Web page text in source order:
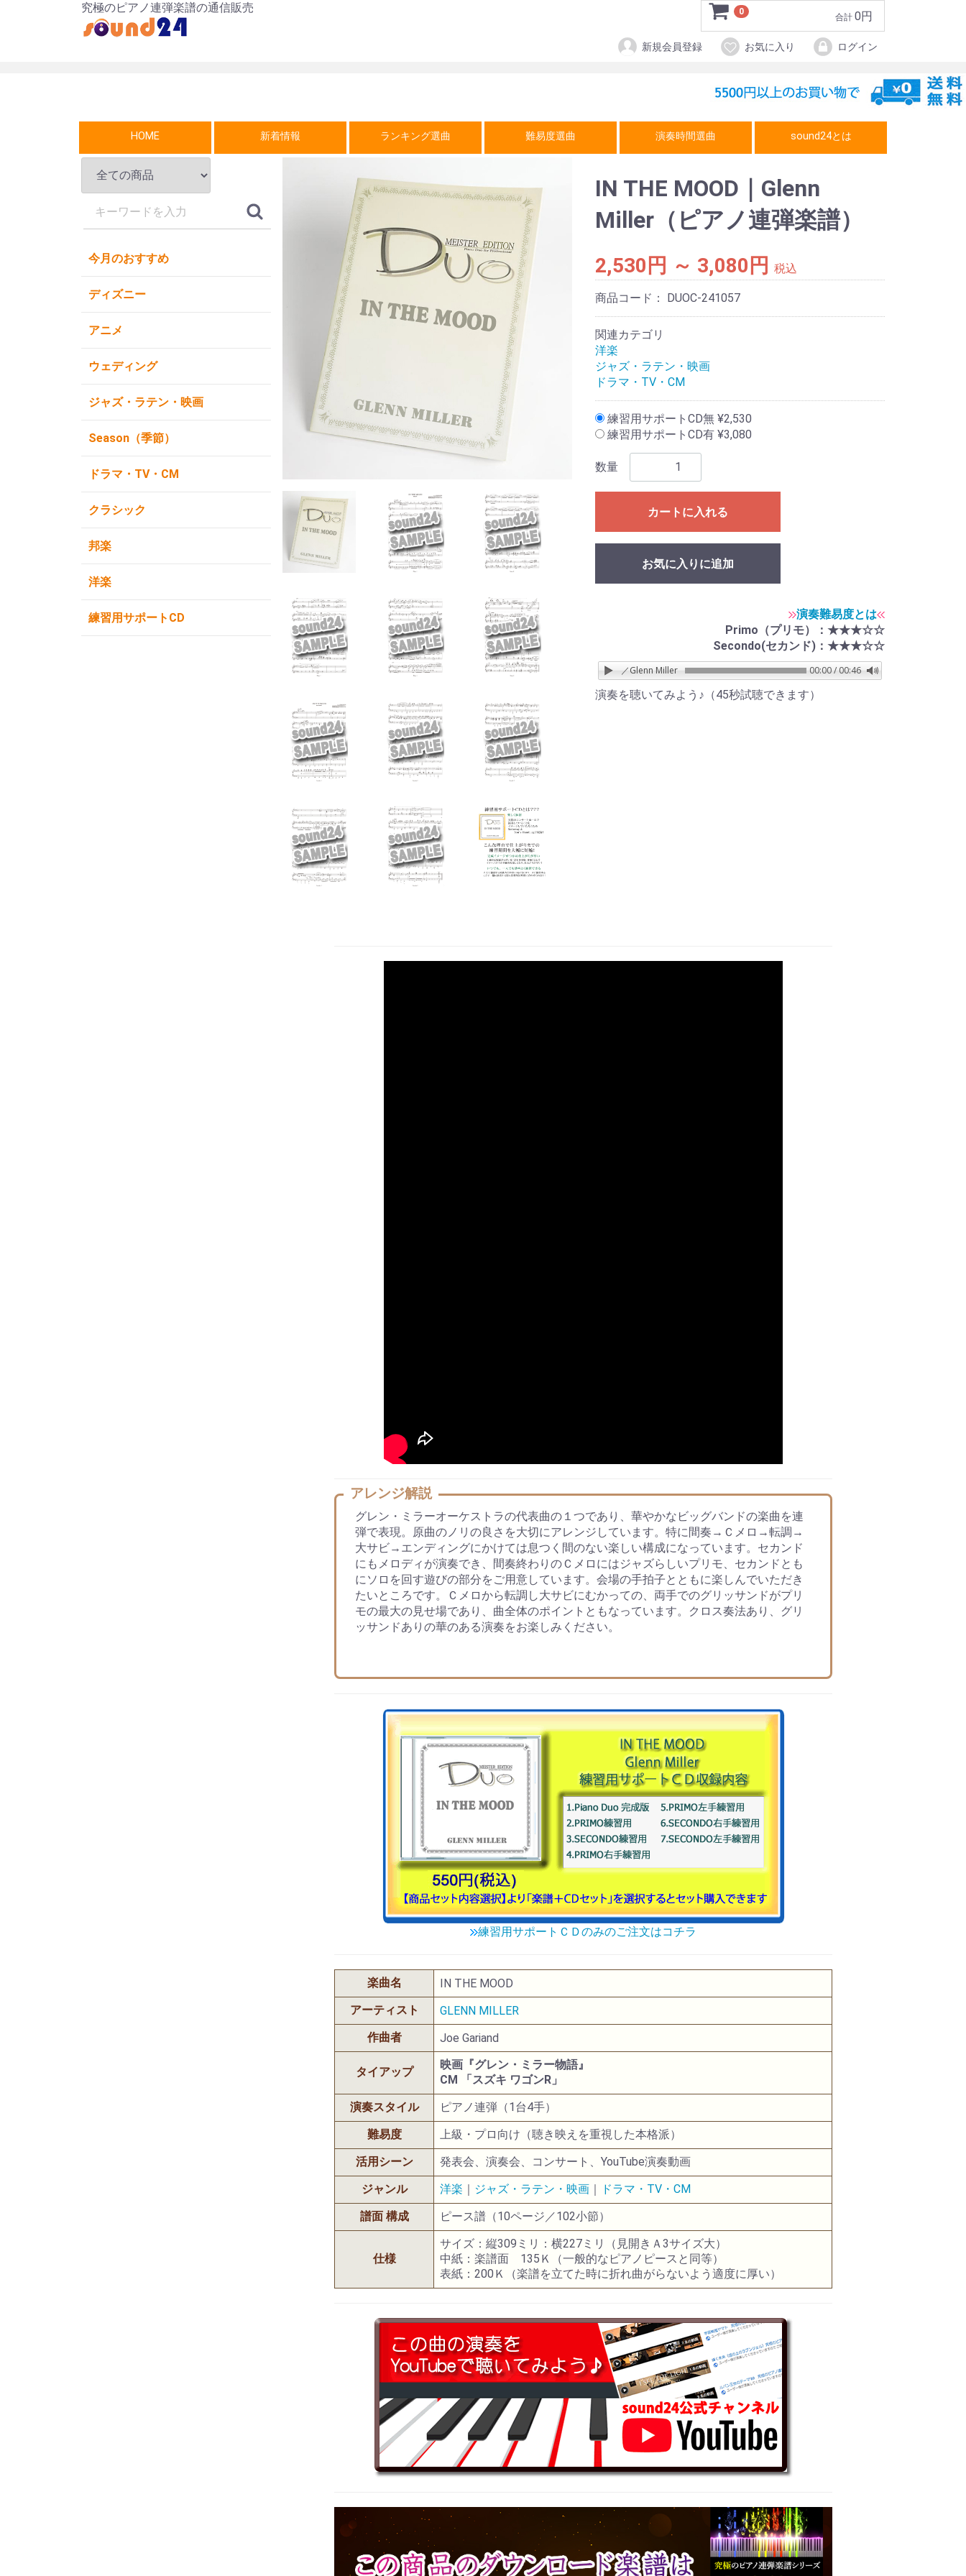
究極のピアノ連弾楽譜の通信販売
新規会員登録 お気に入り ログイン
0
合計 0円
HOME 新着情報 ランキング選曲 難易度選曲 演奏時間選曲 sound24とは
今月のおすすめ
ディズニー
アニメ
ウェディング
ジャズ・ラテン・映画
Season（季節）
ドラマ・TV・CM
クラシック
邦楽
洋楽
練習用サポートCD
IN THE MOOD｜Glenn
Miller（ピアノ連弾楽譜）
2,530円 ～ 3,080円 税込
商品コード： DUOC-241057
関連カテゴリ
洋楽
ジャズ・ラテン・映画
ドラマ・TV・CM
練習用サポートCD無 ¥2,530
練習用サポートCD有 ¥3,080
数量
カートに入れる
お気に入りに追加
演奏難易度とは
Primo（プリモ）：★★★☆☆
Secondo(セカンド)：★★★☆☆
IN THE MOOD／Glenn Miller 00:00 / 00:46
演奏を聴いてみよう♪（45秒試聴できます）
アレンジ解説
グレン・ミラーオーケストラの代表曲の１つであり、華やかなビッグバンドの楽曲を連
弾で表現。原曲のノリの良さを大切にアレンジしています。特に間奏→Ｃメロ→転調→
大サビ→エンディングにかけては息つく間のない楽しい構成になっています。セカンド
にもメロディが演奏でき、間奏終わりのＣメロにはジャズらしいプリモ、セカンドとも
にソロを回す遊びの部分をご用意しています。会場の手拍子とともに楽しんでいただき
たいところです。Ｃメロから転調し大サビにむかっての、両手でのグリッサンドがプリ
モの最大の見せ場であり、曲全体のポイントともなっています。クロス奏法あり、グリ
ッサンドありの華のある演奏をお楽しみください。
練習用サポートＣＤのみのご注文はコチラ
楽曲名
IN THE MOOD
アーティスト
GLENN MILLER
作曲者
Joe Gariand
タイアップ
映画『グレン・ミラー物語』
CM 「スズキ ワゴンR」
演奏スタイル
ピアノ連弾（1台4手）
難易度
上級・プロ向け（聴き映えを重視した本格派）
活用シーン
発表会、演奏会、コンサート、YouTube演奏動画
ジャンル
洋楽 ｜ ジャズ・ラテン・映画 ｜
ドラマ・TV・CM
譜面 構成
ピース譜（10ページ／102小節）
仕様
サイズ：縦309ミリ：横227ミリ（見開きＡ3サイズ大）
中紙：楽譜面 135Ｋ（一般的なピアノピースと同等）
表紙：200Ｋ（楽譜を立てた時に折れ曲がらないよう適度に厚い）